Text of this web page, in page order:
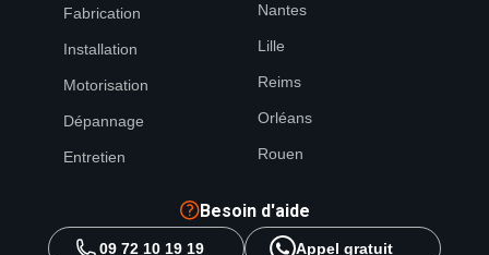
Fabrication
Installation
Motorisation
Dépannage
Entretien
Nantes
Lille
Reims
Orléans
Rouen
Besoin d'aide
09 72 10 19 19 Appel gratuit